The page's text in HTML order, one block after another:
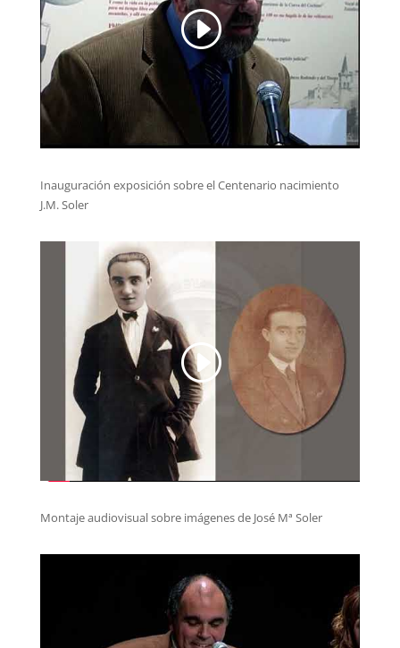
Inauguración exposición sobre el Centenario nacimiento
J.M. Soler
Montaje audiovisual sobre imágenes de José Mª Soler